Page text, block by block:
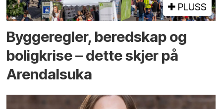
PLUSS
Bygge­regler, beredskap og
bolig­krise – dette skjer på
Arendals­uka